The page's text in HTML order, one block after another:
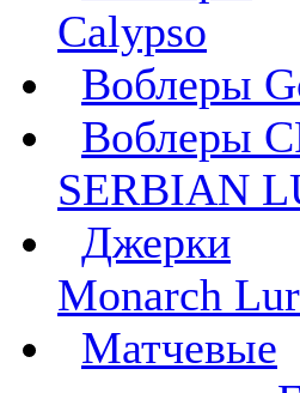
Calypso
Воблеры
Воблеры
SERBIAN
Джерки
Monarch
Матчевые